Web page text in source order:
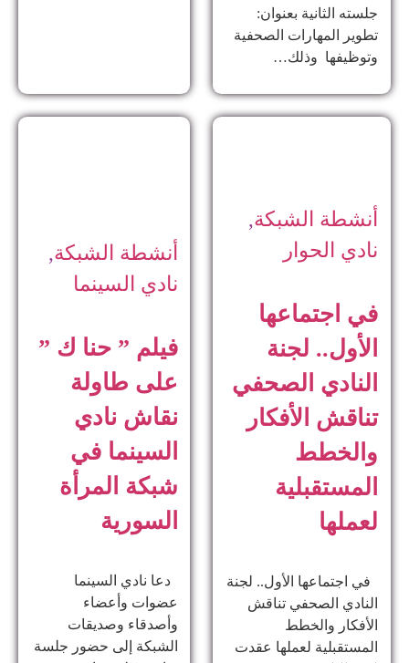
جلسته الثانية بعنوان:
تطوير المهارات الصحفية
وتوظيفها وذلك…
أنشطة الشبكة,
نادي الحوار
في اجتماعها
الأول.. لجنة
النادي الصحفي
تناقش الأفكار
والخطط
المستقبلية
لعملها
في اجتماعها الأول.. لجنة
النادي الصحفي تناقش
الأفكار والخطط
المستقبلية لعملها عقدت
أنشطة الشبكة,
نادي السينما
فيلم ” حنا ك ”
على طاولة
نقاش نادي
السينما في
شبكة المرأة
السورية
دعا نادي السينما
عضوات وأعضاء
وأصدقاء وصديقات
الشبكة إلى حضور جلسة